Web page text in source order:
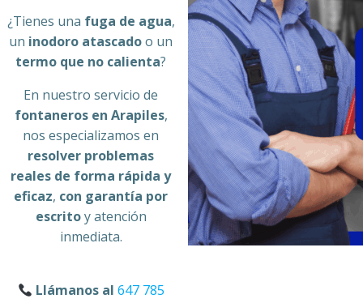
¿Tienes una fuga de agua,
un inodoro atascadoo un
termo que no calienta?
En nuestro servicio de
fontaneros en Arapiles,
nos especializamos en
resolver problemas
reales de forma rápida y
eficaz, con garantía por
escritoy atención
inmediata.
Llámanos al 647 785